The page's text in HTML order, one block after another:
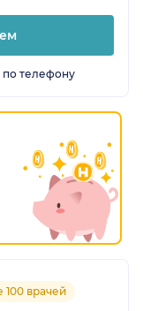
по телефону
100 врачей